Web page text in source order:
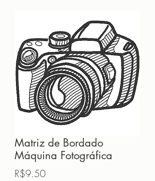
Matriz de Bordado
Máquina Fotográfica
R$9.50価